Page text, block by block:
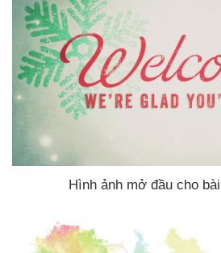
Hình ảnh mở đầu cho